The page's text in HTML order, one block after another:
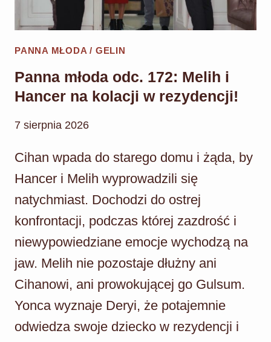
PANNA MŁODA / GELIN
Panna młoda odc. 172: Melih i
Hancer na kolacji w rezydencji!
7 sierpnia 2026
Cihan wpada do starego domu i żąda, by
Hancer i Melih wyprowadzili się
natychmiast. Dochodzi do ostrej
konfrontacji, podczas której zazdrość i
niewypowiedziane emocje wychodzą na
jaw. Melih nie pozostaje dłużny ani
Cihanowi, ani prowokującej go Gulsum.
Yonca wyznaje Deryi, że potajemnie
odwiedza swoje dziecko w rezydencji i